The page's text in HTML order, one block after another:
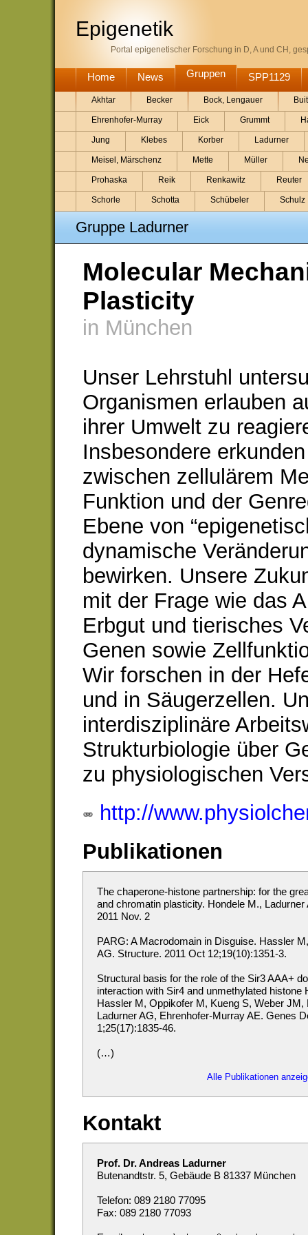
Epigenetik
Portal epigenetischer Forschung in D, A und CH,
Home News Gruppen SPP1129
Akhtar Becker Bock, Lengauer
Ehrenhofer-Murray Eick Grummt
Jung Klebes Korber Ladurner
Meisel, Märschenz Mette Müller
Prohaska Reik Renkawitz Reuter
Schorle Schotta Schübeler Schulz
Gruppe Ladurner
Molecular
Plasticity
in München
Unser Lehrstuhl
Organismen erlauben
ihrer Umwelt zu
Insbesondere
zwischen zellulärem
Funktion und der
Ebene von
dynamische
bewirken. Unsere
mit der Frage wie das
Erbgut und tierisches
Genen sowie
Wir forschen in der
und in Säugerzellen.
interdisziplinäre
Strukturbiologie über
zu physiologischen
http://
Publikationen
The chaperone-histone partnership: for the
and chromatin plasticity. Hondele M.,
2011 Nov. 2
PARG: A Macrodomain in Disguise. Hassler
AG. Structure. 2011 Oct 12;19(10):1351-3.
Structural basis for the role of the Sir3 AAA+
interaction with Sir4 and unmethylated histone
Hassler M, Oppikofer M, Kueng S, Weber
Ladurner AG, Ehrenhofer-Murray AE. Genes
1;25(17):1835-46.
(…)
Alle Publikationen
Kontakt
Prof. Dr. Andreas Ladurner
Butenandtstr. 5, Gebäude B 81337 München
Telefon: 089 2180 77095
Fax: 089 2180 77093